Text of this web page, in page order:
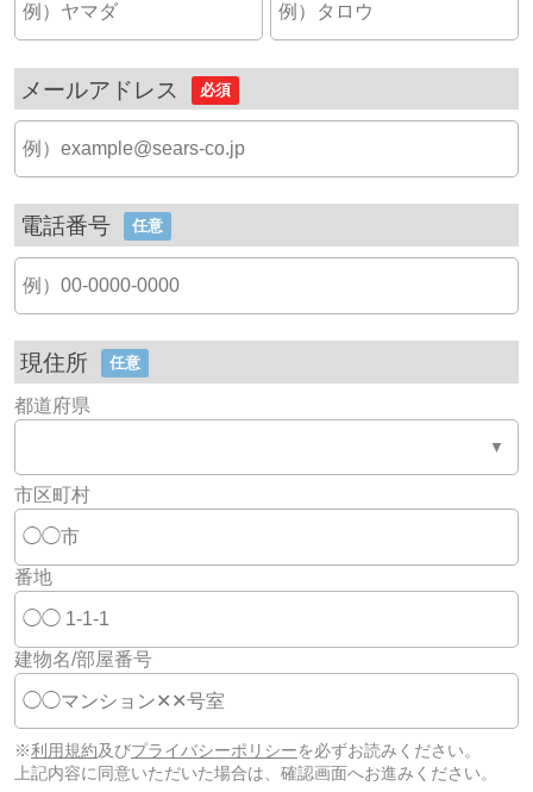
メールアドレス 必須
電話番号 任意
現住所 任意
都道府県
市区町村
番地
建物名/部屋番号
※利用規約及びプライバシーポリシーを必ずお読みください。
上記内容に同意いただいた場合は、確認画面へお進みください。